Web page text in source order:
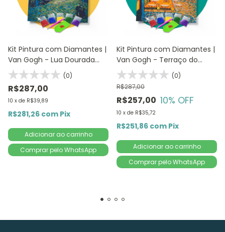
Kit Pintura com Diamantes |
Van Gogh - Lua Dourada
Releitura 42x60cm -
Diamante Redondo |
Diamond Painting 5D DIY
(0)
R$287,00
10 x de R$39,89
R$281,26 com Pix
Comprar pelo WhatsApp
Kit Pintura com Diamantes |
Van Gogh - Terraço do
Café 42x60cm - Diamante
Redondo | Diamond Painting
5D DIY
(0)
R$257,00
R$287,00
10% OFF
10 x de R$35,72
R$251,86 com Pix
Comprar pelo WhatsApp